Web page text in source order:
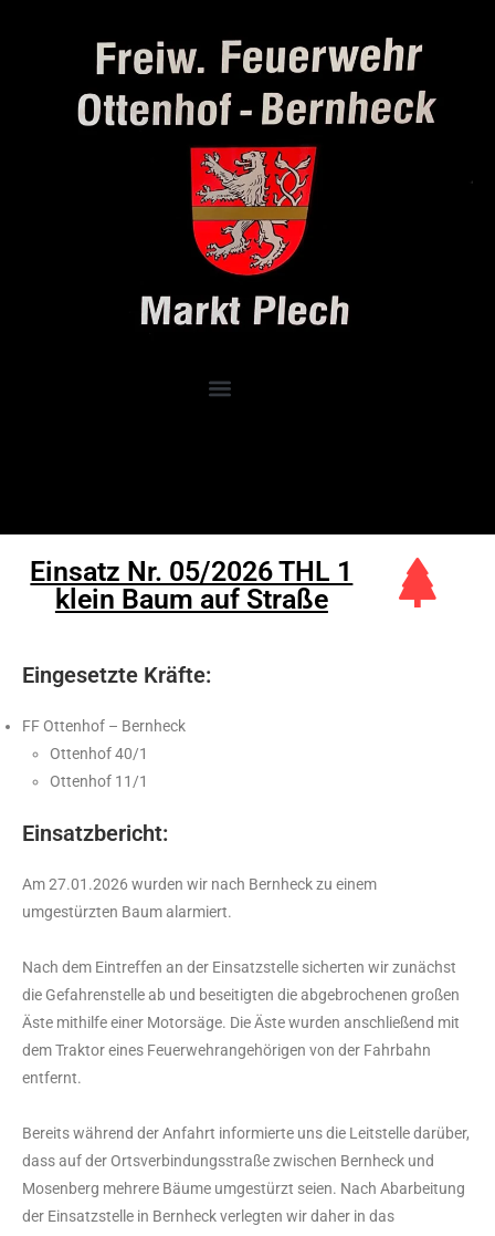
Einsatz Nr. 05/2026 THL 1
klein Baum auf Straße
Eingesetzte Kräfte:
FF Ottenhof – Bernheck
Ottenhof 40/1
Ottenhof 11/1
Einsatzbericht:
Am 27.01.2026 wurden wir nach Bernheck zu einem
umgestürzten Baum alarmiert.
Nach dem Eintreffen an der Einsatzstelle sicherten wir zunächst
die Gefahrenstelle ab und beseitigten die abgebrochenen großen
Äste mithilfe einer Motorsäge. Die Äste wurden anschließend mit
dem Traktor eines Feuerwehrangehörigen von der Fahrbahn
entfernt.
Bereits während der Anfahrt informierte uns die Leitstelle darüber,
dass auf der Ortsverbindungsstraße zwischen Bernheck und
Mosenberg mehrere Bäume umgestürzt seien. Nach Abarbeitung
der Einsatzstelle in Bernheck verlegten wir daher in das